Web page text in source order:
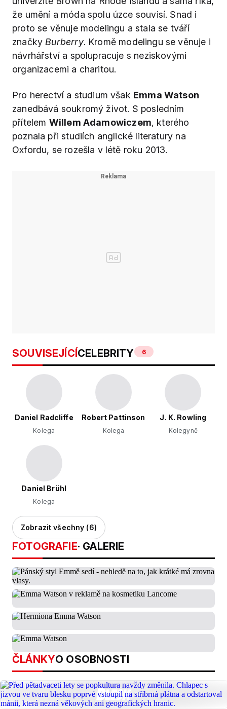
že umění a móda spolu úzce souvisí. Snad i
proto se věnuje modelingu a stala se tváří
značky Burberry. Kromě modelingu se věnuje i
návrhářství a spolupracuje s neziskovými
organizacemi a charitou.
Pro herectví a studium však Emma Watson
zanedbává soukromý život. S posledním
přítelem Willem Adamowiczem, kterého
poznala při studiích anglické literatury na
Oxfordu, se rozešla v létě roku 2013.
SOUVISEJÍCÍCELEBRITY 6
Daniel Radcliffe
Kolega
Robert Pattinson
Kolega
J. K. Rowling
Kolegyně
Daniel Brühl
Kolega
Zobrazit všechny (6)
FOTOGRAFIE· GALERIE
ČLÁNKYO OSOBNOSTI